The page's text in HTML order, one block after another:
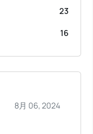
23
16
8月 06, 2024